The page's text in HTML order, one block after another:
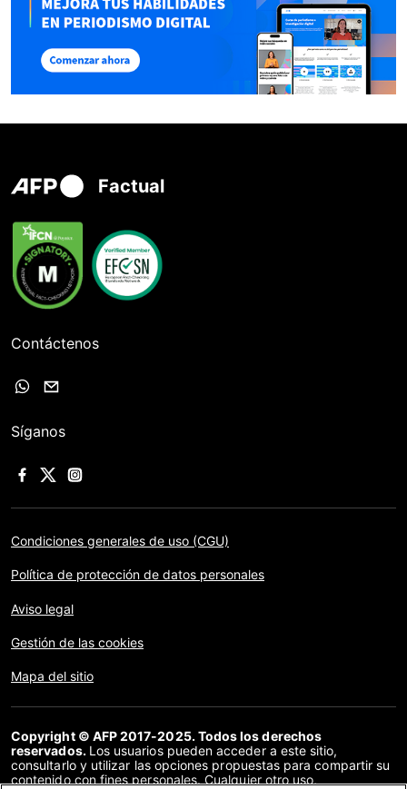
Factual
Contáctenos
Síganos
Condiciones generales de uso (CGU)
Política de protección de datos personales
Aviso legal
Gestión de las cookies
Mapa del sitio
Copyright © AFP 2017-2025. Todos los derechos
reservados. Los usuarios pueden acceder a este sitio,
consultarlo y utilizar las opciones propuestas para compartir su
contenido con fines personales. Cualquier otro uso,